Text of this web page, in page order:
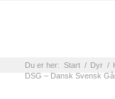
Du er her: Start / Dyr /
DSG – Dansk Svensk